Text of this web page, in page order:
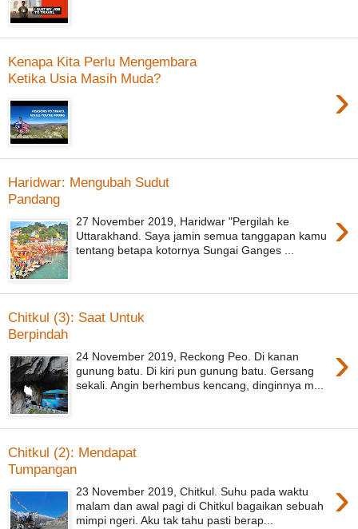
Kenapa Kita Perlu Mengembara
Ketika Usia Masih Muda?
›
Haridwar: Mengubah Sudut
Pandang
›
27 November 2019, Haridwar "Pergilah ke
Uttarakhand. Saya jamin semua tanggapan kamu
tentang betapa kotornya Sungai Ganges ...
Chitkul (3): Saat Untuk
Berpindah
›
24 November 2019, Reckong Peo. Di kanan
gunung batu. Di kiri pun gunung batu. Gersang
sekali. Angin berhembus kencang, dinginnya m...
Chitkul (2): Mendapat
Tumpangan
›
23 November 2019, Chitkul. Suhu pada waktu
malam dan awal pagi di Chitkul bagaikan sebuah
mimpi ngeri. Aku tak tahu pasti berap...